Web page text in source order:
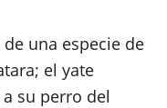
una especie de
el yate
su perro del